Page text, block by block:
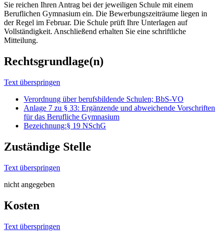
Sie reichen Ihren Antrag bei der jeweiligen Schule mit einem
Beruflichen Gymnasium ein. Die Bewerbungszeiträume liegen in
der Regel im Februar. Die Schule prüft Ihre Unterlagen auf
Vollständigkeit. Anschließend erhalten Sie eine schriftliche
Mitteilung.
Rechtsgrundlage(n)
Text überspringen
Verordnung über berufsbildende Schulen; BbS-VO
Anlage 7 zu § 33: Ergänzende und abweichende Vorschriften
für das Berufliche Gymnasium
Bezeichnung:§ 19 NSchG
Zuständige Stelle
Text überspringen
nicht angegeben
Kosten
Text überspringen